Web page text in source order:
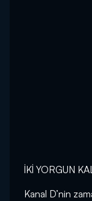
İKİ YORGUN
Kanal D’nin